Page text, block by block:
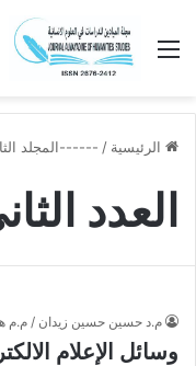
القائمة
الرئيسية / ------المجلد
العدد
م.د حسين حسين زيدان / م.م
وسائل الإعلام